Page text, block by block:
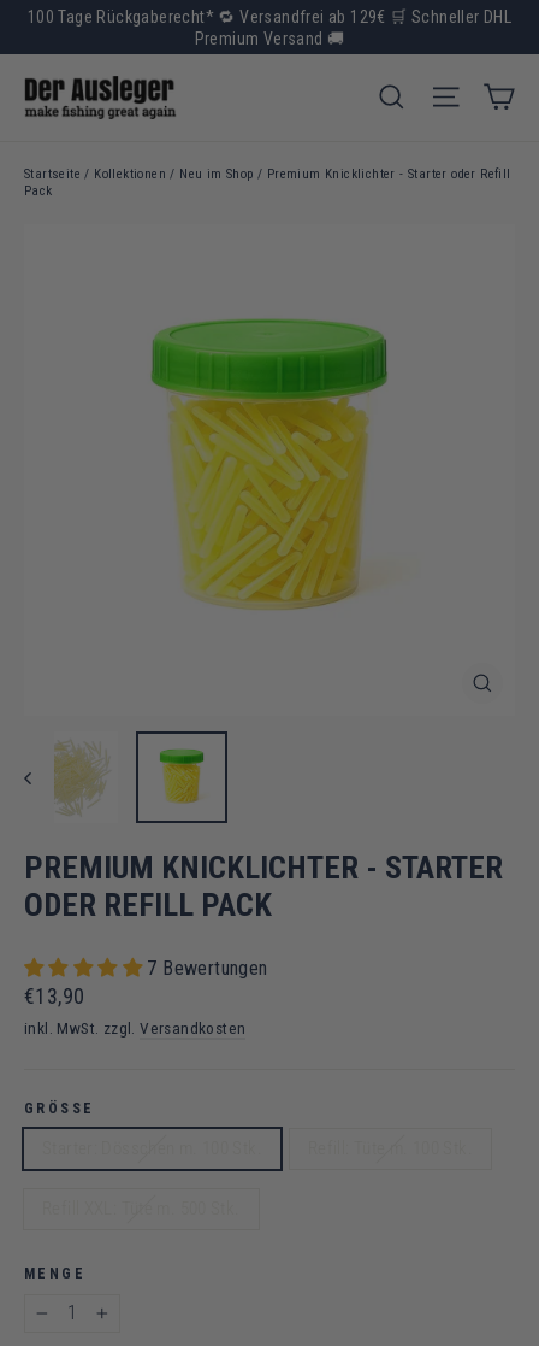
Direkt
Inhalt
100 Tage Rückgaberecht* 🔁 Versandfrei ab 129€ 🛒 Schneller DHL
Premium Versand 🚚
Suche
Startseite / Kollektionen / Neu im Shop / Premium Knicklichter - Starter oder Refill
Pack
PREMIUM KNICKLICHTER - STARTER
ODER REFILL PACK
7 Bewertungen
Normaler
Preis
Sonderpreis
€13,90
inkl. MwSt. zzgl.Versandkosten
GRÖSSE
MENGE